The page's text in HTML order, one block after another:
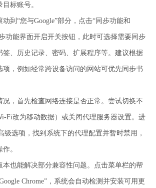
标账号。
到“您与Google”部分，点击“同步功能和
功能界面开启开关按钮，此时可选择需要同步
签、历史记录、密码、扩展程序等。建议根据
项，例如经常跨设备访问的网站可优先同步书
况，首先检查网络连接是否正常。尝试切换不
Fi改为移动数据）或关闭代理服务器设置。进
级选项，找到系统下的代理配置并暂时禁用，
。
本也能解决部分兼容性问题。点击菜单栏的帮
Chrome”，系统会自动检测并安装可用更